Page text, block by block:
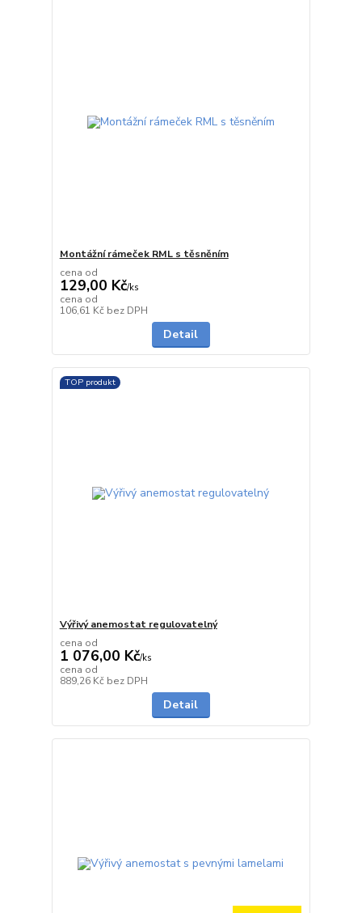
Montážní rámeček RML s těsněním
cena od
129,00 Kč/ks
cena od
106,61 Kč bez DPH
Detail
TOP produkt
Výřivý anemostat regulovatelný
cena od
1 076,00 Kč/ks
cena od
889,26 Kč bez DPH
Detail